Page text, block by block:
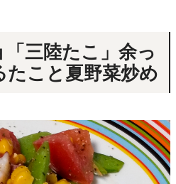
三陸たこ」余っ
たこと夏野菜炒め